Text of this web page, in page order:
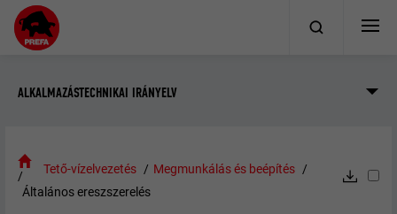
ALKALMAZÁSTECHNIKAI IRÁNYELV
Tető-vízelvezetés
Megmunkálás és beépítés
Általános ereszszerelés